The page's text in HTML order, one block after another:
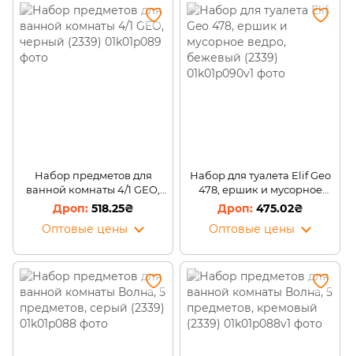
Набор предметов для
ванной комнаты 4/1 GEO,
черный (2339)
518.25₴
Оптовые цены
Набор для туалета Elif Geo
478, ершик и мусорное
ведро, бежевый (2339)
475.02₴
Оптовые цены